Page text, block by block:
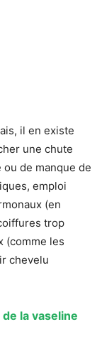
il en existe
une chute
ou de manque de
emploi
(en
trop
(comme les
chevelu
la vaseline